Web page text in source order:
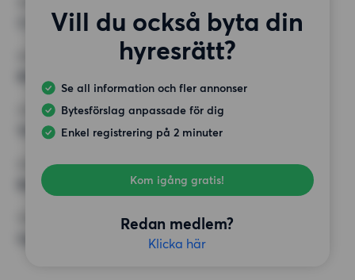
Vill du också byta din
hyresrätt?
Se all information och fler annonser
Bytesförslag anpassade för dig
Enkel registrering på 2 minuter
Kom igång gratis!
Redan medlem?
Klicka här
MINST ANTAL KVADRATMETER
HÖGSTA HYRA
14 000 kr
Balkong,
ÖVRIGA PREFERENSER
Inga speciella preferenser